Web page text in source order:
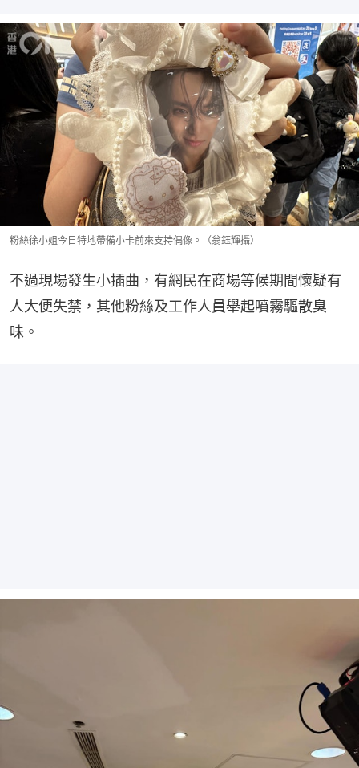
粉絲徐小姐今日特地帶備小卡前來支持偶像。（翁鈺輝攝）
不過現場發生小插曲，有網民在商場等候期間懷疑有
人大便失禁，其他粉絲及工作人員舉起噴霧驅散臭
味。